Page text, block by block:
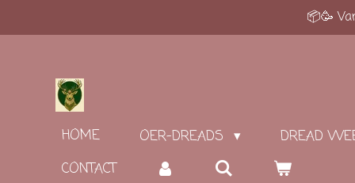
hoofdinhoud
📦🥳
HOME OER-DREADS DREAD
CONTACT